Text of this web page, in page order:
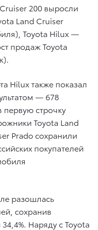
200 выросли
Land Cruiser
Toyota Hilux —
продаж Toyota
Hilux также показал
— 678
первую строчку
Toyota Land
Prado сохранили
покупателей
разошлась
сохранив
Наряду с Toyota